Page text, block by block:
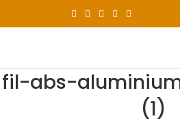
fil-abs-
(1)